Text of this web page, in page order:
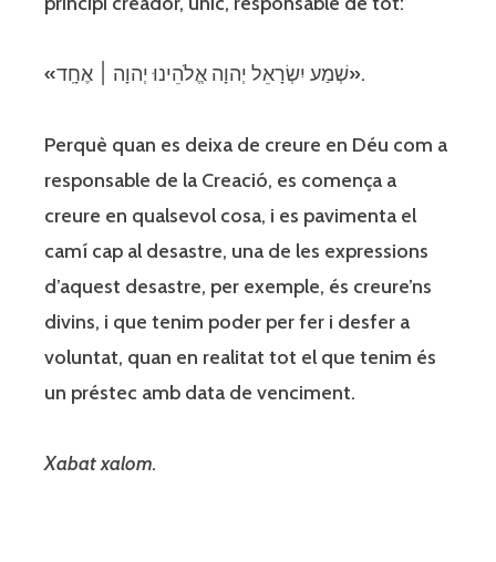
«שְׁמַע יִשְׂרָאֵל יְהוָה אֱלֹהֵינוּ יְהוָה ׀ אֶחָֽד».
Perquè quan es deixa de creure en Déu com a
responsable de la Creació, es comença a
creure en qualsevol cosa, i es pavimenta el
camí cap al desastre, una de les expressions
d’aquest desastre, per exemple, és creure’ns
divins, i que tenim poder per fer i desfer a
voluntat, quan en realitat tot el que tenim és
un préstec amb data de venciment.
Xabat xalom.